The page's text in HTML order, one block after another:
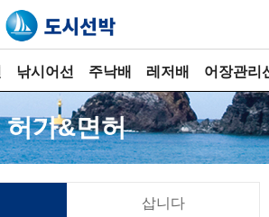
낚시어선 주낙배 레저배 어장관리
허가&면허
삽니다